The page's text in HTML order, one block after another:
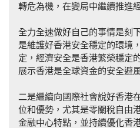
轉危為機，在變局中繼續推進
全力全速做好自己的事情是刻
是維護好香港安全穩定的環境
定，經濟安全是香港繁榮穩定
展示香港是全球資金的安全避
二是繼續向國際社會說好香港
位和優勢，尤其是零關稅自由
金融中心特點，並持續優化香